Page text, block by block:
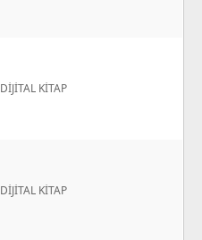
DİJİTAL KİTAP
DİJİTAL KİTAP